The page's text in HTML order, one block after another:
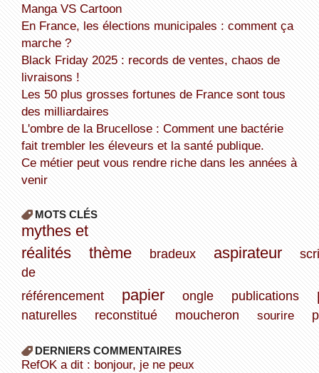
Manga VS Cartoon
En France, les élections municipales : comment ça
marche ?
Black Friday 2025 : records de ventes, chaos de
livraisons !
Les 50 plus grosses fortunes de France sont tous
des milliardaires
L'ombre de la Brucellose : Comment une bactérie
fait trembler les éleveurs et la santé publique.
Ce métier peut vous rendre riche dans les années à
venir
MOTS CLÉS
mythes et
réalités
thème bradeux aspirateur
de
référencement
papier ongle publications
naturelles reconstitué moucheron sourire
DERNIERS COMMENTAIRES
refOK a dit : bonjour, je ne peux